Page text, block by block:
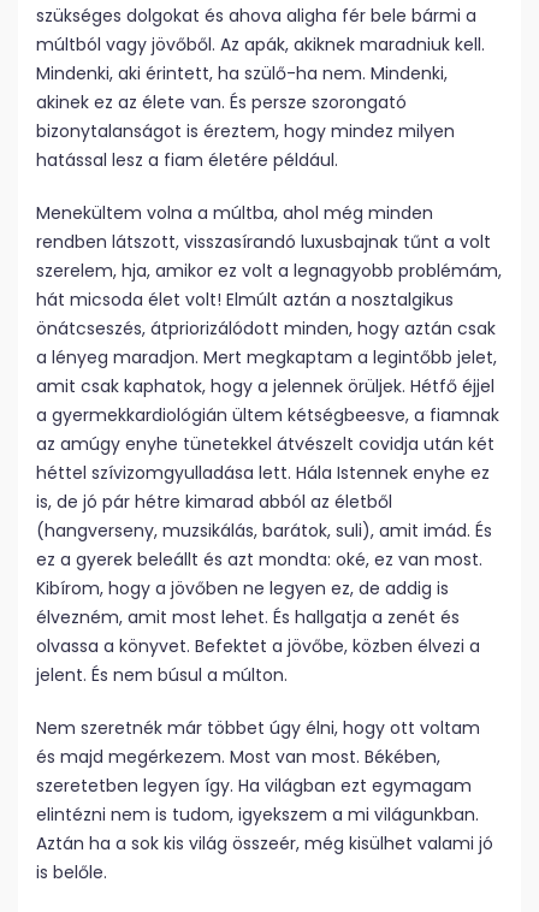
szükséges dolgokat és ahova aligha fér bele bármi a
múltból vagy jövőből. Az apák, akiknek maradniuk kell.
Mindenki, aki érintett, ha szülő-ha nem. Mindenki,
akinek ez az élete van. És persze szorongató
bizonytalanságot is éreztem, hogy mindez milyen
hatással lesz a fiam életére például.
Menekültem volna a múltba, ahol még minden
rendben látszott, visszasírandó luxusbajnak tűnt a volt
szerelem, hja, amikor ez volt a legnagyobb problémám,
hát micsoda élet volt! Elmúlt aztán a nosztalgikus
önátcseszés, átpriorizálódott minden, hogy aztán csak
a lényeg maradjon. Mert megkaptam a legintőbb jelet,
amit csak kaphatok, hogy a jelennek örüljek. Hétfő éjjel
a gyermekkardiológián ültem kétségbeesve, a fiamnak
az amúgy enyhe tünetekkel átvészelt covidja után két
héttel szívizomgyulladása lett. Hála Istennek enyhe ez
is, de jó pár hétre kimarad abból az életből
(hangverseny, muzsikálás, barátok, suli), amit imád. És
ez a gyerek beleállt és azt mondta: oké, ez van most.
Kibírom, hogy a jövőben ne legyen ez, de addig is
élvezném, amit most lehet. És hallgatja a zenét és
olvassa a könyvet. Befektet a jövőbe, közben élvezi a
jelent. És nem búsul a múlton.
Nem szeretnék már többet úgy élni, hogy ott voltam
és majd megérkezem. Most van most. Békében,
szeretetben legyen így. Ha világban ezt egymagam
elintézni nem is tudom, igyekszem a mi világunkban.
Aztán ha a sok kis világ összeér, még kisülhet valami jó
is belőle.